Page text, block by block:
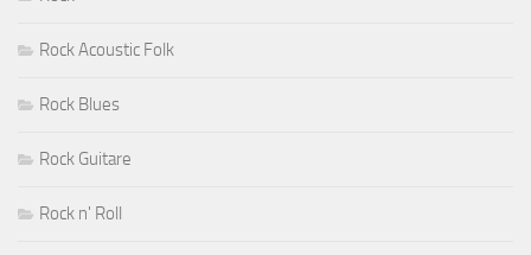
Rock Acoustic Folk
Rock Blues
Rock Guitare
Rock n' Roll